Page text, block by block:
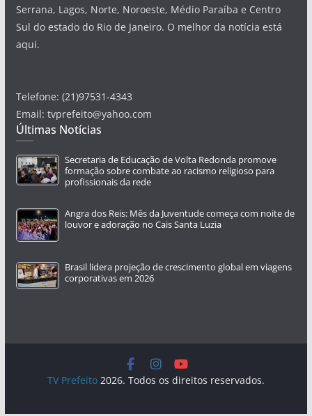
Serrana, Lagos, Norte, Noroeste, Médio Paraíba e Centro
Sul do estado do Rio de Janeiro. O melhor da notícia está
aqui.
Telefone: (21)97531-4343
Email: tvprefeito@yahoo.com
Últimas Notícias
Secretaria de Educação de Volta Redonda promove
formação sobre combate ao racismo religioso para
profissionais da rede
Angra dos Reis: Mês da Juventude começa com noite de
louvor e adoração no Cais Santa Luzia
Brasil lidera projeção de crescimento global em viagens
corporativas em 2026
TV Prefeito2026. Todos os direitos reservados.